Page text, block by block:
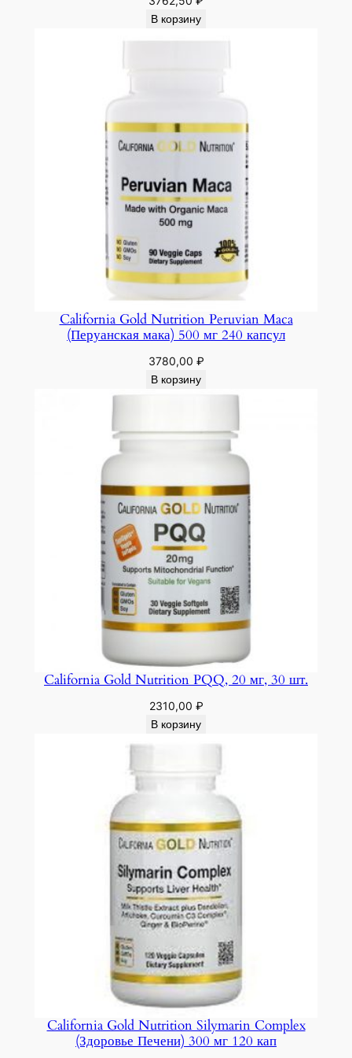
В корзину
California Gold Nutrition Peruvian Maca
(Перуанская мака) 500 мг 240 капсул
3780,00 ₽
В корзину
California Gold Nutrition PQQ, 20 мг, 30 шт.
2310,00 ₽
В корзину
California Gold Nutrition Silymarin Complex
(Здоровье Печени) 300 мг 120 кап